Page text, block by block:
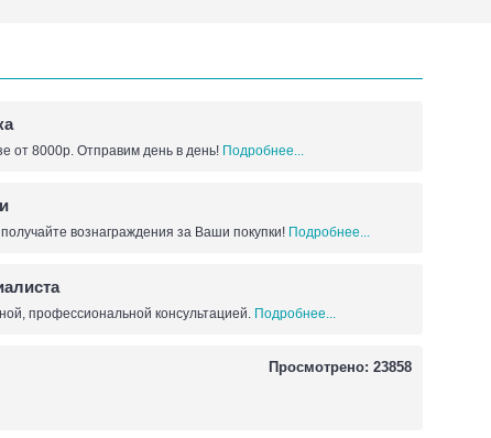
от 8000р. Отправим день в день! Подробнее...
вознаграждения за Ваши покупки! Подробнее...
профессиональной консультацией. Подробнее...
Просмотрено: 23858